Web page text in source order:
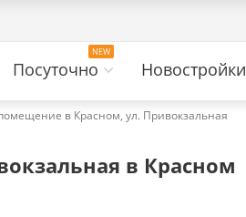
Посуточно Новостройки
в Красном, ул. Привокзальная
в Красном